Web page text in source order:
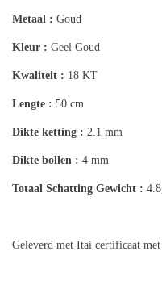
Metaal :
Kleur : Geel
Kwaliteit : 18 KT
Lengte : 50 cm
Dikte ketting : 2.1 mm
Dikte bollen : 4
Totaal Schatting Gewicht :
Geleverd met Itai certificaat